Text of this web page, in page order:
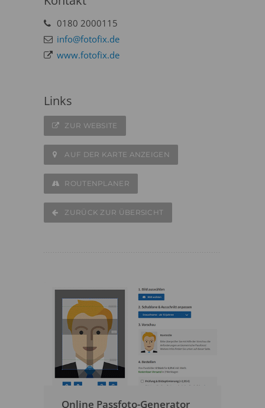
0180 2000115
info@fotofix.de
www.fotofix.de
Links
ZUR WEBSITE
AUF DER KARTE ANZEIGEN
ROUTENPLANER
ZURÜCK ZUR ÜBERSICHT
Online Passfoto-Generator